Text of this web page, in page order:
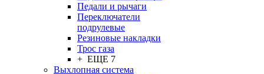
Педали и рычаги
Переключатели
подрулевые
Резиновые накладки
Трос газа
+ ЕЩЕ 7
Выхлопная система